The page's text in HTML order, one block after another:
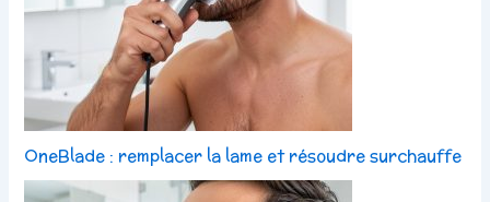
OneBlade : remplacer la lame et résoudre surchauffe